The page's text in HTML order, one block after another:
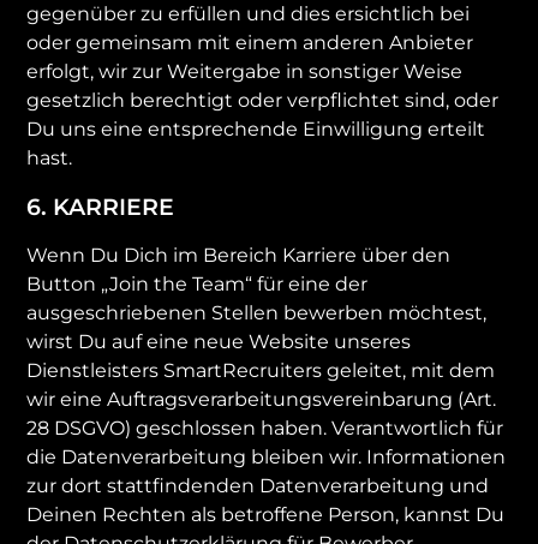
gegenüber zu erfüllen und dies ersichtlich bei
oder gemeinsam mit einem anderen Anbieter
erfolgt, wir zur Weitergabe in sonstiger Weise
gesetzlich berechtigt oder verpflichtet sind, oder
Du uns eine entsprechende Einwilligung erteilt
hast.
6. KARRIERE
Wenn Du Dich im Bereich Karriere über den
Button „Join the Team“ für eine der
ausgeschriebenen Stellen bewerben möchtest,
wirst Du auf eine neue Website unseres
Dienstleisters SmartRecruiters geleitet, mit dem
wir eine Auftragsverarbeitungsvereinbarung (Art.
28 DSGVO) geschlossen haben. Verantwortlich für
die Datenverarbeitung bleiben wir. Informationen
zur dort stattfindenden Datenverarbeitung und
Deinen Rechten als betroffene Person, kannst Du